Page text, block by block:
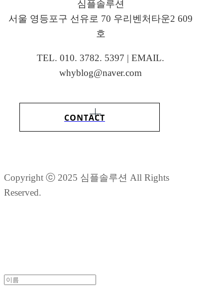
심플솔루션
서울 영등포구 선유로 70 우리벤처타운2 609
호
TEL. 010. 3782. 5397 | EMAIL.
whyblog@naver.com
CONTACT
Copyright ⓒ 2025 심플솔루션 All Rights
Reserved.